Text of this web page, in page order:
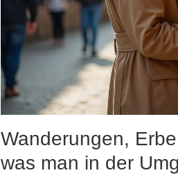
Wanderungen,
was man in der